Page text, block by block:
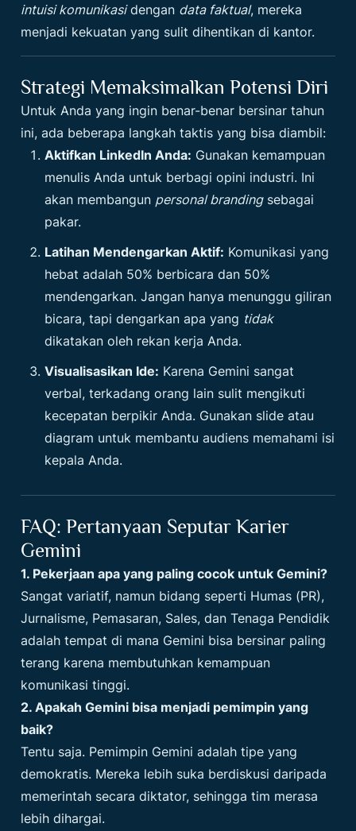
intuisi komunikasidengan data faktual, mereka
menjadi kekuatan yang sulit dihentikan di kantor.
Strategi Memaksimalkan Potensi Diri
Untuk Anda yang ingin benar-benar bersinar tahun
ini, ada beberapa langkah taktis yang bisa diambil:
Aktifkan LinkedIn Anda: Gunakan kemampuan
menulis Anda untuk berbagi opini industri. Ini
akan membangun personal brandingsebagai
pakar.
Latihan Mendengarkan Aktif: Komunikasi yang
hebat adalah 50% berbicara dan 50%
mendengarkan. Jangan hanya menunggu giliran
bicara, tapi dengarkan apa yang tidak
dikatakan oleh rekan kerja Anda.
Visualisasikan Ide: Karena Gemini sangat
verbal, terkadang orang lain sulit mengikuti
kecepatan berpikir Anda. Gunakan slide atau
diagram untuk membantu audiens memahami isi
kepala Anda.
FAQ: Pertanyaan Seputar Karier
Gemini
1. Pekerjaan apa yang paling cocok untuk Gemini?
Sangat variatif, namun bidang seperti Humas (PR),
Jurnalisme, Pemasaran, Sales, dan Tenaga Pendidik
adalah tempat di mana Gemini bisa bersinar paling
terang karena membutuhkan kemampuan
komunikasi tinggi.
2. Apakah Gemini bisa menjadi pemimpin yang
baik?
Tentu saja. Pemimpin Gemini adalah tipe yang
demokratis. Mereka lebih suka berdiskusi daripada
memerintah secara diktator, sehingga tim merasa
lebih dihargai.